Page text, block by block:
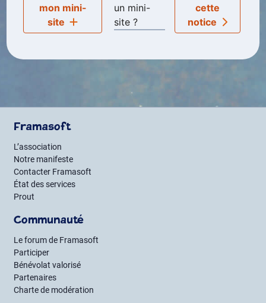
mon mini-
site
un mini-
site ?
cette
notice
Framasoft
L’association
Notre manifeste
Contacter Framasoft
État des services
Prout
Communauté
Le forum de Framasoft
Participer
Bénévolat valorisé
Partenaires
Charte de modération